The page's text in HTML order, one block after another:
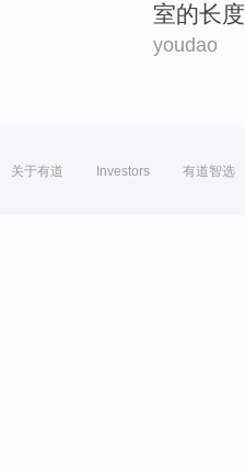
室的长度
youdao
关于有道 Investors 有道智选